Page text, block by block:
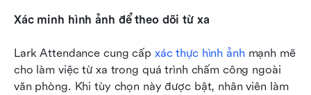
Xác minh hình ảnh để theo dõi từ xa
Lark Attendance cung cấp xác thực hình ảnh mạnh mẽ
cho làm việc từ xa trong quá trình chấm công ngoài
văn phòng. Khi tùy chọn này được bật, nhân viên làm